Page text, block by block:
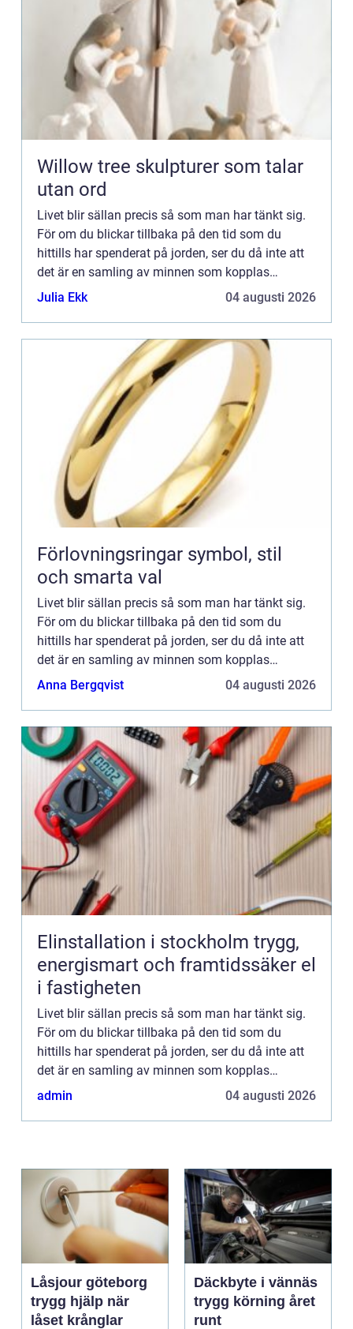
Willow tree skulpturer som talar
utan ord
Livet blir sällan precis så som man har tänkt sig.
För om du blickar tillbaka på den tid som du
hittills har spenderat på jorden, ser du då inte att
det är en samling av minnen som kopplas
samman av både större och mindre avgörande
Julia Ekk 04 augusti 2026
Förlovningsringar symbol, stil
och smarta val
Livet blir sällan precis så som man har tänkt sig.
För om du blickar tillbaka på den tid som du
hittills har spenderat på jorden, ser du då inte att
det är en samling av minnen som kopplas
samman av både större och mindre avgörande
Anna Bergqvist 04 augusti 2026
Elinstallation i stockholm trygg,
energismart och framtidssäker el
i fastigheten
Livet blir sällan precis så som man har tänkt sig.
För om du blickar tillbaka på den tid som du
hittills har spenderat på jorden, ser du då inte att
det är en samling av minnen som kopplas
samman av både större och mindre avgörande
admin 04 augusti 2026
Låsjour göteborg
trygg hjälp när
låset krånglar
Däckbyte i vännäs
trygg körning året
runt